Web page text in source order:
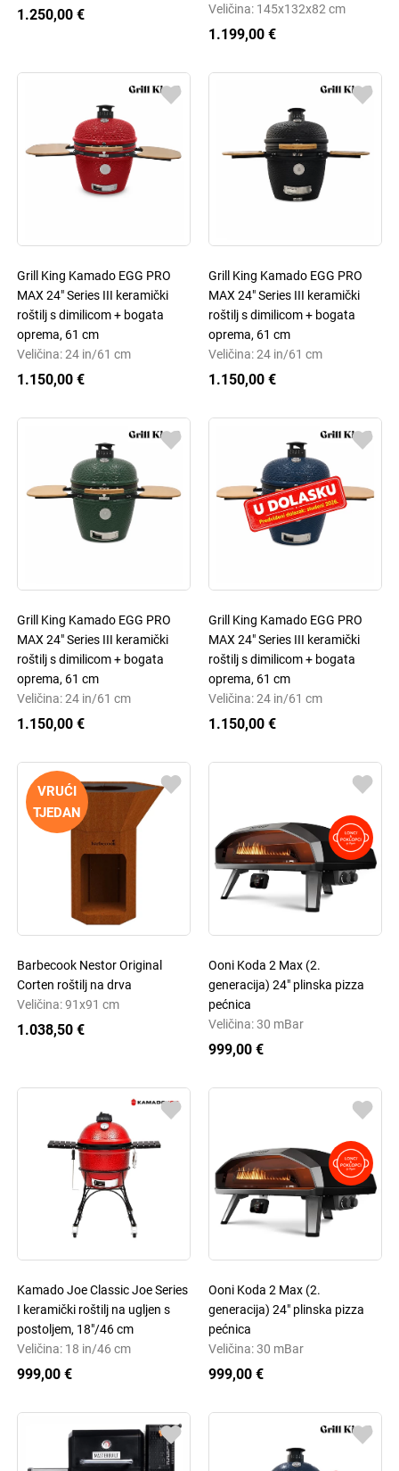
1.250,00 €
Veličina: 145x132x82 cm
1.199,00 €
Grill King Kamado EGG PRO
MAX 24" Series III keramički
roštilj s dimilicom + bogata
oprema, 61 cm
Veličina: 24 in/61 cm
1.150,00 €
Grill King Kamado EGG PRO
MAX 24" Series III keramički
roštilj s dimilicom + bogata
oprema, 61 cm
Veličina: 24 in/61 cm
1.150,00 €
Grill King Kamado EGG PRO
MAX 24" Series III keramički
roštilj s dimilicom + bogata
oprema, 61 cm
Veličina: 24 in/61 cm
1.150,00 €
Grill King Kamado EGG PRO
MAX 24" Series III keramički
roštilj s dimilicom + bogata
oprema, 61 cm
Veličina: 24 in/61 cm
1.150,00 €
VRUĆI
TJEDAN
Barbecook Nestor Original
Corten roštilj na drva
Veličina: 91x91 cm
1.038,50 €
Ooni Koda 2 Max (2.
generacija) 24" plinska pizza
pećnica
Veličina: 30 mBar
999,00 €
Kamado Joe Classic Joe Series
I keramički roštilj na ugljen s
postoljem, 18"/46 cm
Veličina: 18 in/46 cm
999,00 €
Ooni Koda 2 Max (2.
generacija) 24" plinska pizza
pećnica
Veličina: 30 mBar
999,00 €